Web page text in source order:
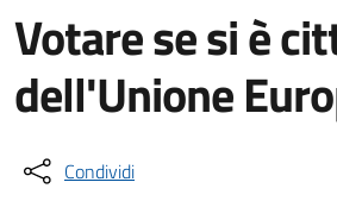
Votare se si è
dell'Unione
Condividi